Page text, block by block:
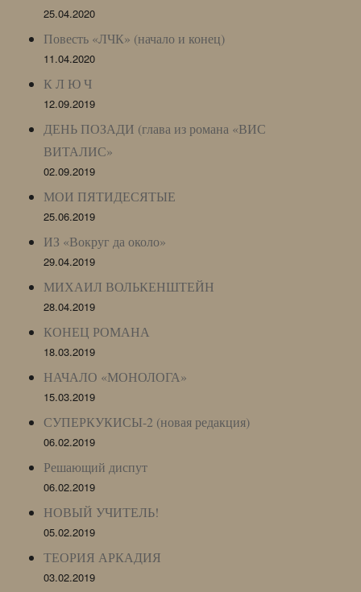
25.04.2020
Повесть «ЛЧК» (начало и конец)
11.04.2020
К Л Ю Ч
12.09.2019
ДЕНЬ ПОЗАДИ (глава из романа «ВИС
ВИТАЛИС»
02.09.2019
МОИ ПЯТИДЕСЯТЫЕ
25.06.2019
ИЗ «Вокруг да около»
29.04.2019
МИХАИЛ ВОЛЬКЕНШТЕЙН
28.04.2019
КОНЕЦ РОМАНА
18.03.2019
НАЧАЛО «МОНОЛОГА»
15.03.2019
СУПЕРКУКИСЫ-2 (новая редакция)
06.02.2019
Решающий диспут
06.02.2019
НОВЫЙ УЧИТЕЛЬ!
05.02.2019
ТЕОРИЯ АРКАДИЯ
03.02.2019